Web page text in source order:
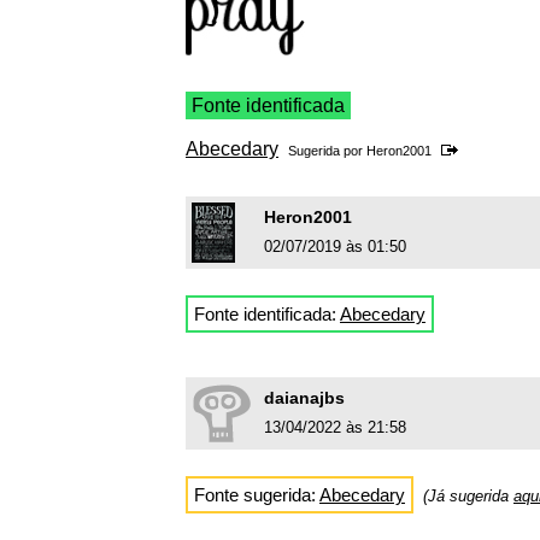
Fonte identificada
Abecedary Sugerida por Heron2001
Heron2001
02/07/2019 às 01:50
Fonte identificada: Abecedary
daianajbs
13/04/2022 às 21:58
Fonte sugerida: Abecedary (Já sugerida